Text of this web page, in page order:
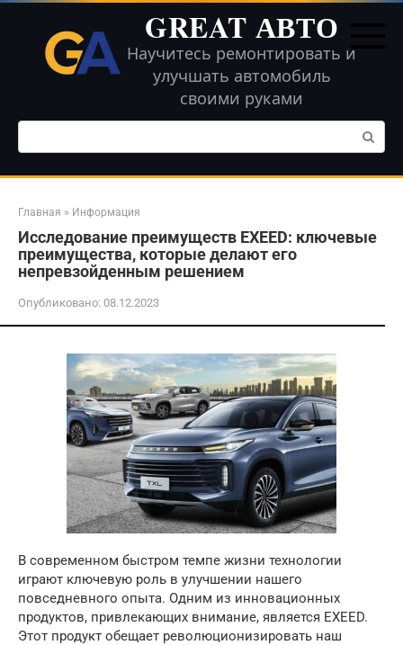
Перейти
контенту
GREAT АВТО
Научитесь ремонтировать и
улучшать автомобиль
своими руками
Поиск:
Главная » Информация
Исследование преимуществ EXEED: ключевые
преимущества, которые делают его
непревзойденным решением
Опубликовано: 08.12.2023
В современном быстром темпе жизни технологии
играют ключевую роль в улучшении нашего
повседневного опыта. Одним из инновационных
продуктов, привлекающих внимание, является EXEED.
Этот продукт обещает революционизировать наш